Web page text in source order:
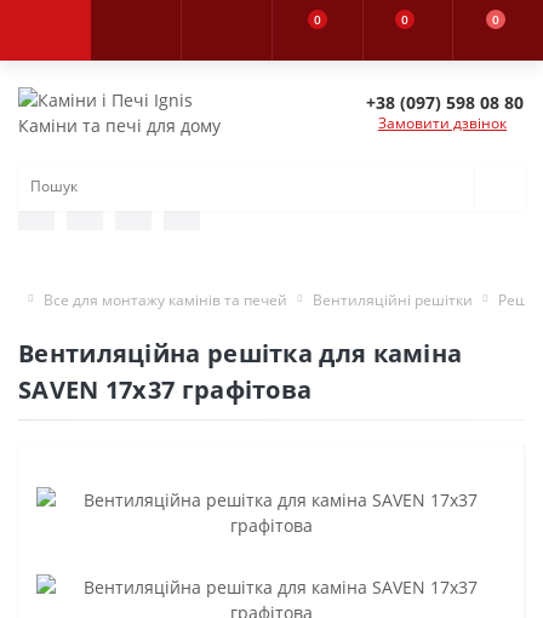
0 0 0
Каміни та печі для дому
+38 (097) 598 08 80
Замовити дзвінок
Все для монтажу камінів та печей Вентиляційні решітки
Вентиляційна решітка для каміна
SAVEN 17х37 графітова